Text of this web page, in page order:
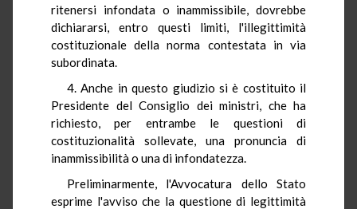
ritenersi infondata o inammissibile, dovrebbe
dichiararsi, entro questi limiti, l'illegittimità
costituzionale della norma contestata in via
subordinata.
4. Anche in questo giudizio si è costituito il
Presidente del Consiglio dei ministri, che ha
richiesto, per entrambe le questioni di
costituzionalità sollevate, una pronuncia di
inammissibilità o una di infondatezza.
Preliminarmente, l'Avvocatura dello Stato
esprime l'avviso che la questione di legittimità